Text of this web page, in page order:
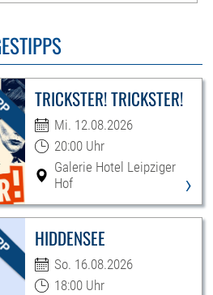
TRICKSTER! TRICKSTER!
Mi. 12.08.2026
20:00 Uhr
Galerie Hotel Leipziger
Hof
›
HIDDENSEE
So. 16.08.2026
18:00 Uhr